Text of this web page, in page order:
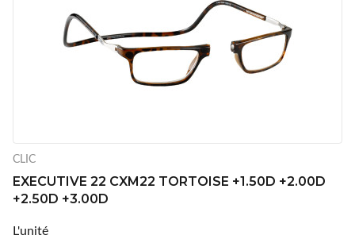
CLIC
EXECUTIVE 22 CXM22 TORTOISE +1.50D +2.00D
+2.50D +3.00D
L'unité